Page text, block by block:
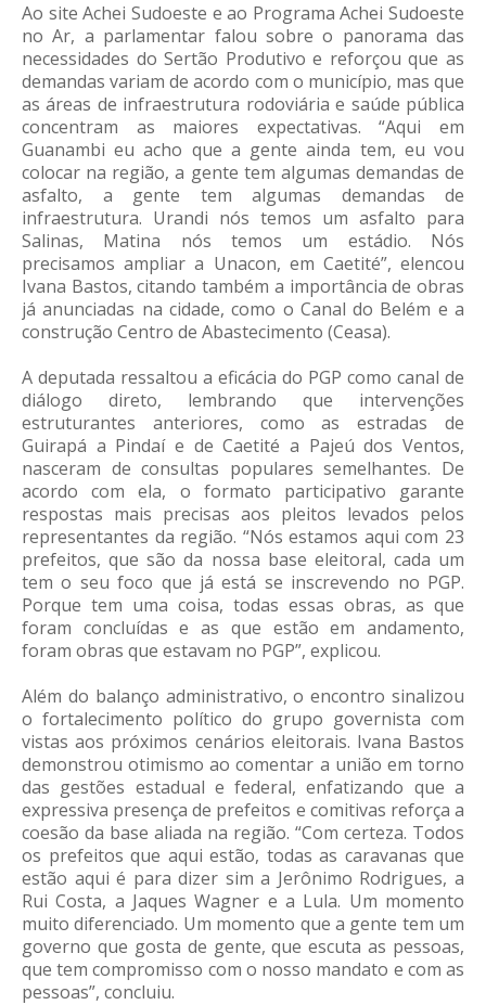
Ao site Achei Sudoeste e ao Programa Achei Sudoeste
no Ar, a parlamentar falou sobre o panorama das
necessidades do Sertão Produtivo e reforçou que as
demandas variam de acordo com o município, mas que
as áreas de infraestrutura rodoviária e saúde pública
concentram as maiores expectativas. “Aqui em
Guanambi eu acho que a gente ainda tem, eu vou
colocar na região, a gente tem algumas demandas de
asfalto, a gente tem algumas demandas de
infraestrutura. Urandi nós temos um asfalto para
Salinas, Matina nós temos um estádio. Nós
precisamos ampliar a Unacon, em Caetité”, elencou
Ivana Bastos, citando também a importância de obras
já anunciadas na cidade, como o Canal do Belém e a
construção Centro de Abastecimento (Ceasa).
A deputada ressaltou a eficácia do PGP como canal de
diálogo direto, lembrando que intervenções
estruturantes anteriores, como as estradas de
Guirapá a Pindaí e de Caetité a Pajeú dos Ventos,
nasceram de consultas populares semelhantes. De
acordo com ela, o formato participativo garante
respostas mais precisas aos pleitos levados pelos
representantes da região. “Nós estamos aqui com 23
prefeitos, que são da nossa base eleitoral, cada um
tem o seu foco que já está se inscrevendo no PGP.
Porque tem uma coisa, todas essas obras, as que
foram concluídas e as que estão em andamento,
foram obras que estavam no PGP”, explicou.
Além do balanço administrativo, o encontro sinalizou
o fortalecimento político do grupo governista com
vistas aos próximos cenários eleitorais. Ivana Bastos
demonstrou otimismo ao comentar a união em torno
das gestões estadual e federal, enfatizando que a
expressiva presença de prefeitos e comitivas reforça a
coesão da base aliada na região. “Com certeza. Todos
os prefeitos que aqui estão, todas as caravanas que
estão aqui é para dizer sim a Jerônimo Rodrigues, a
Rui Costa, a Jaques Wagner e a Lula. Um momento
muito diferenciado. Um momento que a gente tem um
governo que gosta de gente, que escuta as pessoas,
que tem compromisso com o nosso mandato e com as
pessoas”, concluiu.